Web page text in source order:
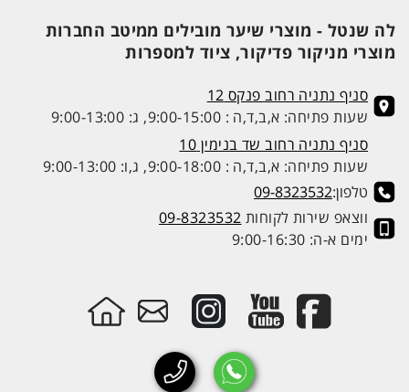
לה שנטל - מוצרי שיער מובילים ממיטב החברות
מוצרי מניקור פדיקור, ציוד למספרות
סניף נתניה רחוב פנקס 12
שעות פתיחה: א,ב,ד,ה : 9:00-15:00, ג: 9:00-13:00
סניף נתניה רחוב שד בנימין 10
שעות פתיחה: א,ב,ד,ה : 9:00-18:00, ג,ו: 9:00-13:00
טלפון:09-8323532
ווצאפ שירות לקוחות 09-8323532
ימים א-ה: 9:00-16:30